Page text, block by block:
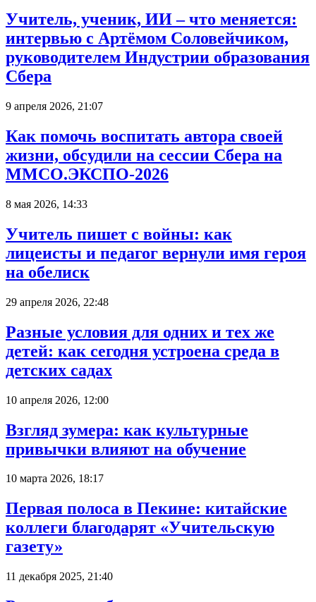
Учитель, ученик, ИИ – что меняется:
интервью с Артёмом Соловейчиком,
руководителем Индустрии образования
Сбера
9 апреля 2026, 21:07
Как помочь воспитать автора своей
жизни, обсудили на сессии Сбера на
ММСО.ЭКСПО-2026
8 мая 2026, 14:33
Учитель пишет с войны: как
лицеисты и педагог вернули имя героя
на обелиск
29 апреля 2026, 22:48
Разные условия для одних и тех же
детей: как сегодня устроена среда в
детских садах
10 апреля 2026, 12:00
Взгляд зумера: как культурные
привычки влияют на обучение
10 марта 2026, 18:17
Первая полоса в Пекине: китайские
коллеги благодарят «Учительскую
газету»
11 декабря 2025, 21:40